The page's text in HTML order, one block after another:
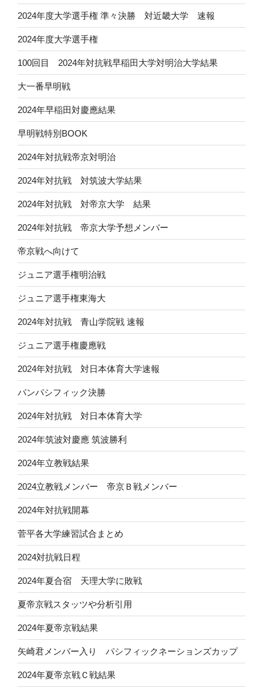
2024年度大学選手権 準々決勝 対近畿大学 速報
2024年度大学選手権
100回目 2024年対抗戦早稲田大学対明治大学結果
大一番早明戦
2024年早稲田対慶應結果
早明戦特別BOOK
2024年対抗戦帝京対明治
2024年対抗戦 対筑波大学結果
2024年対抗戦 対帝京大学 結果
2024年対抗戦 帝京大学予想メンバー
帝京戦へ向けて
ジュニア選手権明治戦
ジュニア選手権東海大
2024年対抗戦 青山学院戦 速報
ジュニア選手権慶應戦
2024年対抗戦 対日本体育大学速報
パンパシフィック決勝
2024年対抗戦 対日本体育大学
2024年筑波対慶應 筑波勝利
2024年立教戦結果
2024立教戦メンバー 帝京Ｂ戦メンバー
2024年対抗戦開幕
菅平各大学練習試合まとめ
2024対抗戦日程
2024年夏合宿 天理大学に敗戦
夏帝京戦スタッツや分析引用
2024年夏帝京戦結果
矢崎君メンバー入り パシフィックネーションズカップ
2024年夏帝京戦Ｃ戦結果